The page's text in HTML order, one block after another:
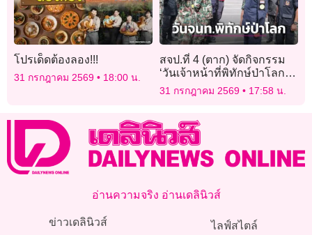
โปรเด็ดต้องลอง!!!
31 กรกฎาคม 2569 18:00 น.
สจป.ที่ 4 (ตาก) จัดกิจกรรม
‘วันเจ้าหน้าที่พิทักษ์ป่าโลก’
สดุดีผู้เสียสละ
31 กรกฎาคม 2569 17:58 น.
อ่านความจริง อ่านเดลินิวส์
ข่าวเดลินิวส์ ไลฟ์สไตล์